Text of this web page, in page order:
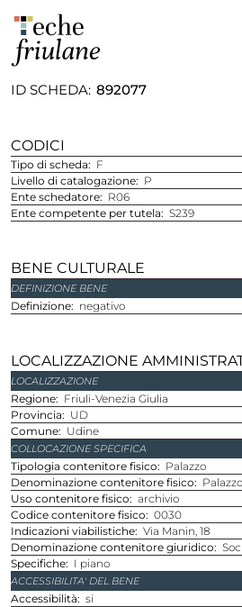
CODICI
ID SCHEDA 892077
Tipo di scheda
F
Livello di catalogazione
P
Ente schedatore
R06
Ente competente per tutela
S239
BENE CULTURALE
DEFINIZIONE BENE
Definizione negativo
LOCALIZZAZIONE
LOCALIZZAZIONE
regione
Friuli-Venezia Giulia
provincia
UD
comune
Udine
COLLOCAZIONE SPECIFICA
Tipologia contenitore fisico
Palazzo
Denominazione contenitore fisico
Uso contenitore fisico
archivio
Codice contenitore fisico
0030
Indicazioni viabilistiche Via Manin, 18
Denominazione contenitore giuridico
Specifiche
I piano
ACCESSIBILITA' DEL BENE
Accessibilità si